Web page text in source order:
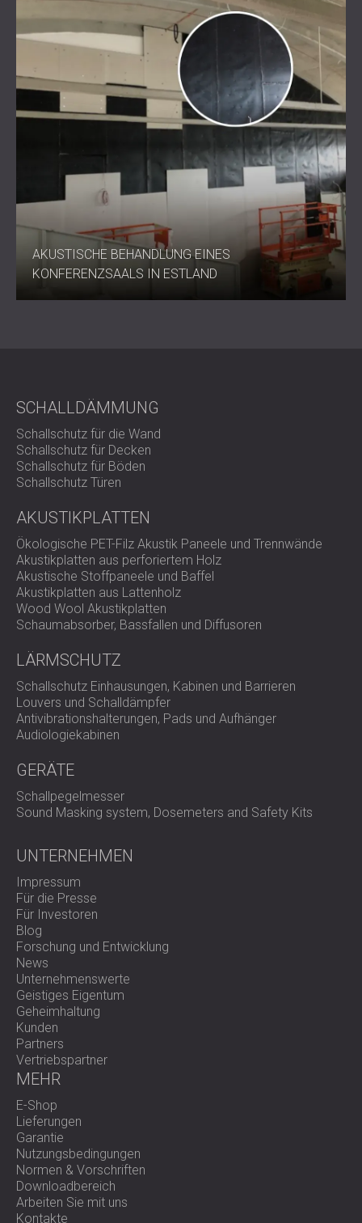
AKUSTISCHE BEHANDLUNG EINES
KONFERENZSAALS IN ESTLAND
SCHALLDÄMMUNG
Schallschutz für die Wand
Schallschutz für Decken
Schallschutz für Böden
Schallschutz Türen
AKUSTIKPLATTEN
Ökologische PET-Filz Akustik Paneele und Trennwände
Akustikplatten aus perforiertem Holz
Akustische Stoffpaneele und Baffel
Akustikplatten aus Lattenholz
Wood Wool Akustikplatten
Schaumabsorber, Bassfallen und Diffusoren
LÄRMSCHUTZ
Schallschutz Einhausungen, Kabinen und Barrieren
Louvers und Schalldämpfer
Antivibrationshalterungen, Pads und Aufhänger
Audiologiekabinen
GERÄTE
Schallpegelmesser
Sound Masking system, Dosemeters and Safety Kits
UNTERNEHMEN
Impressum
Für die Presse
Für Investoren
Blog
Forschung und Entwicklung
News
Unternehmenswerte
Geistiges Eigentum
Geheimhaltung
Kunden
Partners
Vertriebspartner
MEHR
E-Shop
Lieferungen
Garantie
Nutzungsbedingungen
Normen & Vorschriften
Downloadbereich
Arbeiten Sie mit uns
Kontakte